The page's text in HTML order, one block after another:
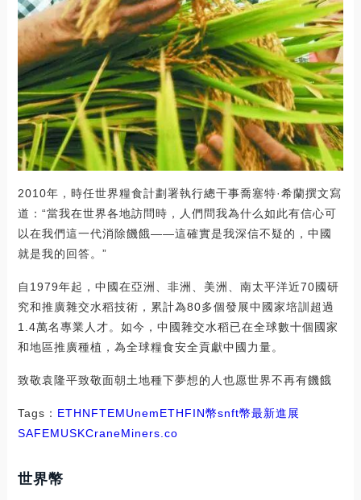
2010年，時任世界糧食計劃署執行總干事喬塞特·希蘭撰文寫
道：“當我在世界各地訪問時，人們問我為什么如此有信心可
以在我們這一代消除饑餓——這確實是我深信不疑的，中國
就是我的回答。”
自1979年起，中國在亞洲、非洲、美洲、南太平洋近70國研
究和推廣雜交水稻技術，累計為80多個發展中國家培訓超過
1.4萬名專業人才。如今，中國雜交水稻已在全球數十個國家
和地區推廣種植，為全球糧食安全貢獻中國力量。
致敬袁隆平致敬面朝土地種下夢想的人也愿世界不再有饑餓
Tags： ETHNFTEMUnemETHFIN幣snft幣最新進展
SAFEMUSKCraneMiners.co
世界幣